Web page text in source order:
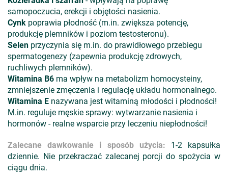
samopoczucia, erekcji i objętości nasienia.
Cynk poprawia płodność (m.in. zwiększa potencję,
produkcję plemników i poziom testosteronu).
Selen przyczynia się m.in. do prawidłowego przebiegu
spermatogenezy (zapewnia produkcję zdrowych,
ruchliwych plemników).
Witamina B6 ma wpływ na metabolizm homocysteiny,
zmniejszenie zmęczenia i regulację układu hormonalnego.
Witamina E nazywana jest witaminą młodości i płodności!
M.in. reguluje męskie sprawy: wytwarzanie nasienia i
hormonów - realne wsparcie przy leczeniu niepłodności!
Zalecane dawkowanie i sposób użycia: 1-2 kapsułka
dziennie. Nie przekraczać zalecanej porcji do spożycia w
ciągu dnia.